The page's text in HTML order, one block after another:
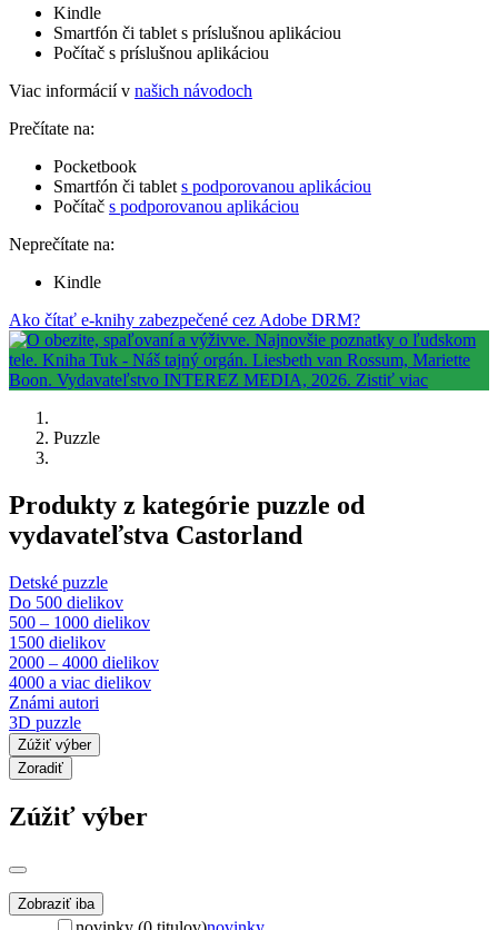
Kindle
Smartfón či tablet s príslušnou aplikáciou
Počítač s príslušnou aplikáciou
Viac informácií v našich návodoch
Prečítate na:
Pocketbook
Smartfón či tablet s podporovanou aplikáciou
Počítač s podporovanou aplikáciou
Neprečítate na:
Kindle
Ako čítať e-knihy zabezpečené cez Adobe DRM?
Puzzle
Produkty z kategórie puzzle od
vydavateľstva Castorland
Detské puzzle
Do 500 dielikov
500 – 1000 dielikov
1500 dielikov
2000 – 4000 dielikov
4000 a viac dielikov
Známi autori
3D puzzle
Zúžiť výber
Zoradiť
Zúžiť výber
Zobraziť iba